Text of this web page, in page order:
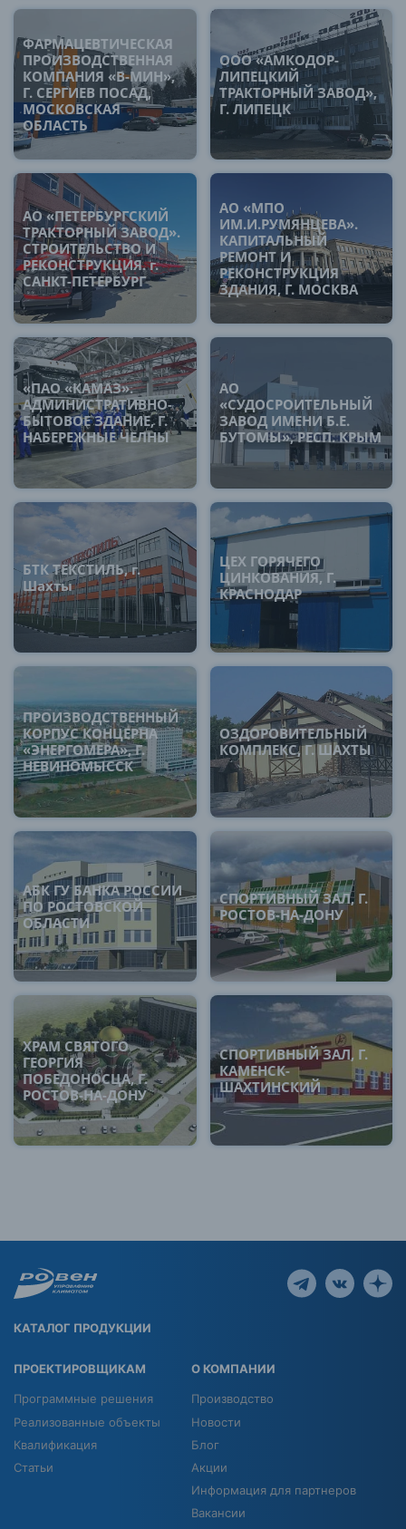
ФАРМАЦЕВТИЧЕСКАЯ
ПРОИЗВОДСТВЕННАЯ
КОМПАНИЯ «В-МИН»,
Г. СЕРГИЕВ ПОСАД,
МОСКОВСКАЯ
ОБЛАСТЬ
ООО «АМКОДОР-
ЛИПЕЦКИЙ
ТРАКТОРНЫЙ ЗАВОД»,
Г. ЛИПЕЦК
АО «ПЕТЕРБУРГСКИЙ
ТРАКТОРНЫЙ ЗАВОД».
СТРОИТЕЛЬСТВО И
РЕКОНСТРУКЦИЯ. г.
САНКТ-ПЕТЕРБУРГ
АО «МПО
ИМ.И.РУМЯНЦЕВА».
КАПИТАЛЬНЫЙ
РЕМОНТ И
РЕКОНСТРУКЦИЯ
ЗДАНИЯ, Г. МОСКВА
«ПАО «КАМАЗ».
АДМИНИСТРАТИВНО-
БЫТОВОЕ ЗДАНИЕ, Г.
НАБЕРЕЖНЫЕ ЧЕЛНЫ
АО
«СУДОСРОИТЕЛЬНЫЙ
ЗАВОД ИМЕНИ Б.Е.
БУТОМЫ», РЕСП. КРЫМ
БТК ТЕКСТИЛЬ, г.
Шахты
ЦЕХ ГОРЯЧЕГО
ЦИНКОВАНИЯ, Г.
КРАСНОДАР
ПРОИЗВОДСТВЕННЫЙ
КОРПУС КОНЦЕРНА
«ЭНЕРГОМЕРА», Г.
НЕВИНОМЫССК
ОЗДОРОВИТЕЛЬНЫЙ
КОМПЛЕКС, Г. ШАХТЫ
АБК ГУ БАНКА РОССИИ
ПО РОСТОВСКОЙ
ОБЛАСТИ
СПОРТИВНЫЙ ЗАЛ, Г.
РОСТОВ-НА-ДОНУ
ХРАМ СВЯТОГО
ГЕОРГИЯ
ПОБЕДОНОСЦА, Г.
РОСТОВ-НА-ДОНУ
СПОРТИВНЫЙ ЗАЛ, Г.
КАМЕНСК-
ШАХТИНСКИЙ
КАТАЛОГ ПРОДУКЦИИ
ПРОЕКТИРОВЩИКАМ
Программные решения
Реализованные объекты
Квалификация
Статьи
О КОМПАНИИ
Производство
Новости
Блог
Акции
Информация для партнеров
Вакансии